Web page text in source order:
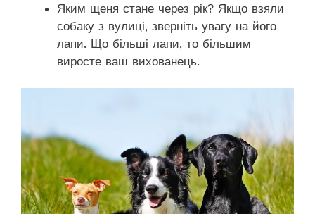
Яким щеня стане через рік? Якщо взяли
собаку з вулиці, зверніть увагу на його
лапи. Що більші лапи, то більшим
виросте ваш вихованець.